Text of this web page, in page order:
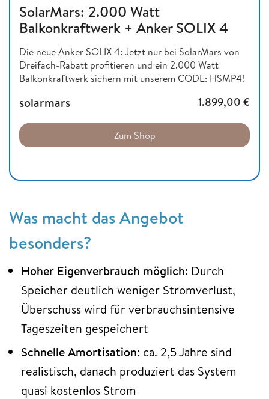
SolarMars: 2.000 Watt
Balkonkraftwerk + Anker SOLIX 4
Die neue Anker SOLIX 4: Jetzt nur bei SolarMars von
Dreifach-Rabatt profitieren und ein 2.000 Watt
Balkonkraftwerk sichern mit unserem CODE: HSMP4!
solarmars 1.899,00 €
Zum Shop
Was macht das Angebot
besonders?
Hoher Eigenverbrauch möglich: Durch
Speicher deutlich weniger Stromverlust,
Überschuss wird für verbrauchsintensive
Tageszeiten gespeichert
Schnelle Amortisation: ca. 2,5 Jahre sind
realistisch, danach produziert das System
quasi kostenlos Strom